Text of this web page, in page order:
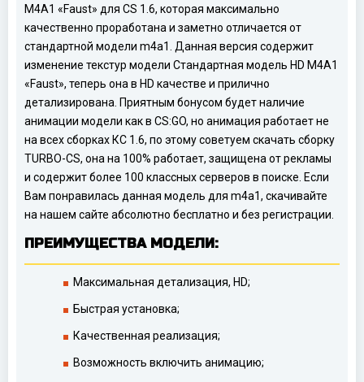
M4A1 «Faust» для CS 1.6, которая максимально
качественно проработана и заметно отличается от
стандартной модели m4a1. Данная версия содержит
изменение текстур модели Стандартная модель HD M4A1
«Faust», теперь она в HD качестве и прилично
детализирована. Приятным бонусом будет наличие
анимации модели как в CS:GO, но анимация работает не
на всех сборках КС 1.6, по этому советуем скачать сборку
TURBO-CS, она на 100% работает, защищена от рекламы
и содержит более 100 классных серверов в поиске. Если
Вам понравилась данная модель для m4a1, скачивайте
на нашем сайте абсолютно бесплатно и без регистрации.
ПРЕИМУЩЕСТВА МОДЕЛИ:
Максимальная детализация, HD;
Быстрая установка;
Качественная реализация;
Возможность включить анимацию;